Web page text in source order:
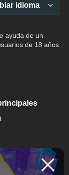
ayuda de un
de 18 años
idioma